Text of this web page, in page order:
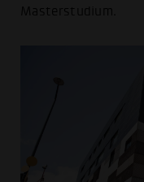
Masterstudium.